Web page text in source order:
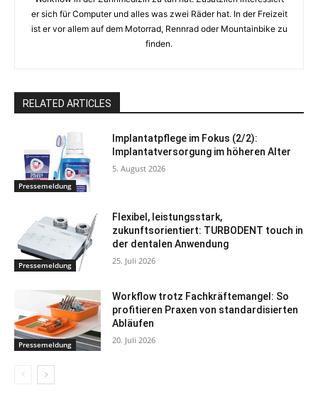
er sich für Computer und alles was zwei Räder hat. In der Freizeit
ist er vor allem auf dem Motorrad, Rennrad oder Mountainbike zu
finden.
RELATED ARTICLES
Pressemeldung
Implantatpflege im Fokus (2/2):
Implantatversorgung im höheren Alter
5. August 2026
Pressemeldung
Flexibel, leistungsstark,
zukunftsorientiert: TURBODENT touch in
der dentalen Anwendung
25. Juli 2026
Pressemeldung
Workflow trotz Fachkräftemangel: So
profitieren Praxen von standardisierten
Abläufen
20. Juli 2026